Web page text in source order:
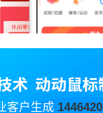
客户生成 1446420